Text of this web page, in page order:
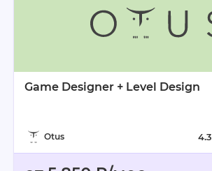
Game Designer + Level Design
Otus 4.3